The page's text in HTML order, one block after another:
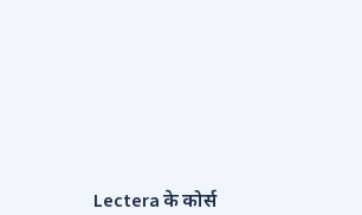
Lectera के कोर्स